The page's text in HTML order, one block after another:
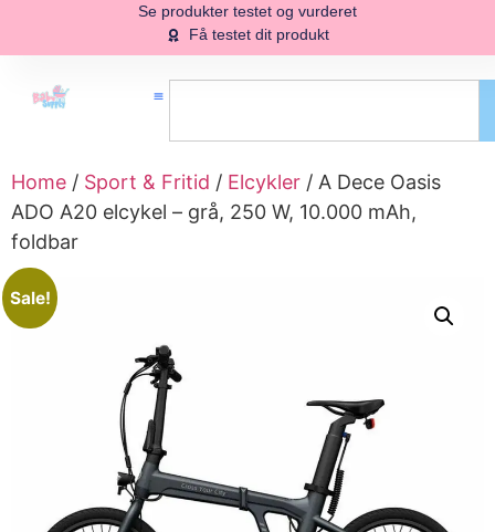
Se produkter testet og vurderet
Få testet dit produkt
Home / Sport & Fritid / Elcykler / A Dece Oasis
ADO A20 elcykel – grå, 250 W, 10.000 mAh,
foldbar
Sale!